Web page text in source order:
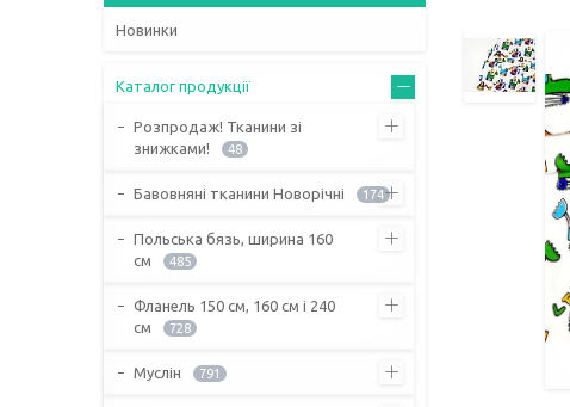
Новинки
Каталог продукції
Розпродаж! Тканини зі
знижками!
48
Бавовняні тканини Новорічні 174
Польська бязь, ширина 160
см
485
Фланель 150 см, 160 см і 240
см
728
Муслін 791